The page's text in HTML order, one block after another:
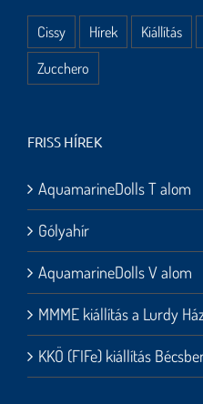
Cissy Hírek Kiállítás
Zucchero
FRISS HÍREK
AquamarineDolls T alom
Gólyahír
AquamarineDolls V alom
MMME kiállítás a Lurdy
KKÖ (FIFe) kiállítás